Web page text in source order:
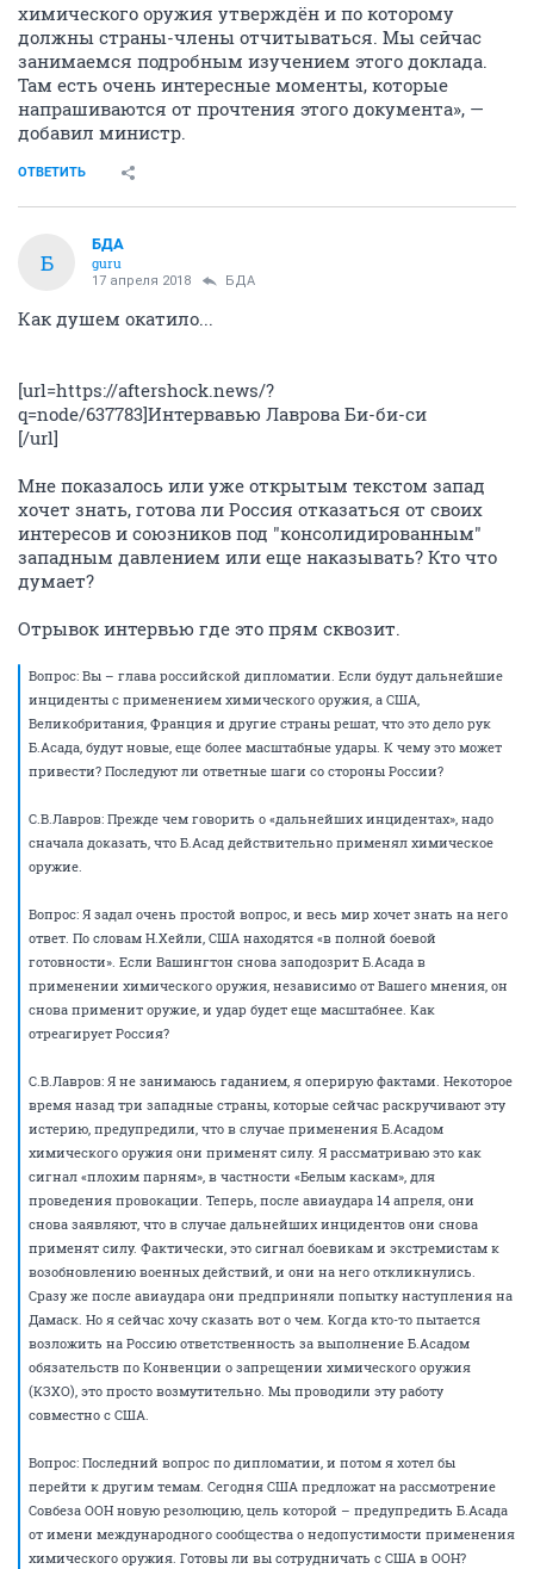
химического оружия утверждён и по которому
должны страны-члены отчитываться. Мы сейчас
занимаемся подробным изучением этого доклада.
Там есть очень интересные моменты, которые
напрашиваются от прочтения этого документа», —
добавил министр.
ОТВЕТИТЬ
Б
БДА
guru
17 апреля 2018 БДА
Как душем окатило...
[url=https://aftershock.news/?
q=node/637783]Интервавью Лаврова Би-би-си
[/url]
Мне показалось или уже открытым текстом запад
хочет знать, готова ли Россия отказаться от своих
интересов и союзников под "консолидированным"
западным давлением или еще наказывать? Кто что
думает?
Отрывок интервью где это прям сквозит.
Вопрос: Вы – глава российской дипломатии. Если будут дальнейшие
инциденты с применением химического оружия, а США,
Великобритания, Франция и другие страны решат, что это дело рук
Б.Асада, будут новые, еще более масштабные удары. К чему это может
привести? Последуют ли ответные шаги со стороны России?
С.В.Лавров: Прежде чем говорить о «дальнейших инцидентах», надо
сначала доказать, что Б.Асад действительно применял химическое
оружие.
Вопрос: Я задал очень простой вопрос, и весь мир хочет знать на него
ответ. По словам Н.Хейли, США находятся «в полной боевой
готовности». Если Вашингтон снова заподозрит Б.Асада в
применении химического оружия, независимо от Вашего мнения, он
снова применит оружие, и удар будет еще масштабнее. Как
отреагирует Россия?
С.В.Лавров: Я не занимаюсь гаданием, я оперирую фактами. Некоторое
время назад три западные страны, которые сейчас раскручивают эту
истерию, предупредили, что в случае применения Б.Асадом
химического оружия они применят силу. Я рассматриваю это как
сигнал «плохим парням», в частности «Белым каскам», для
проведения провокации. Теперь, после авиаудара 14 апреля, они
снова заявляют, что в случае дальнейших инцидентов они снова
применят силу. Фактически, это сигнал боевикам и экстремистам к
возобновлению военных действий, и они на него откликнулись.
Сразу же после авиаудара они предприняли попытку наступления на
Дамаск. Но я сейчас хочу сказать вот о чем. Когда кто-то пытается
возложить на Россию ответственность за выполнение Б.Асадом
обязательств по Конвенции о запрещении химического оружия
(КЗХО), это просто возмутительно. Мы проводили эту работу
совместно с США.
Вопрос: Последний вопрос по дипломатии, и потом я хотел бы
перейти к другим темам. Сегодня США предложат на рассмотрение
Совбеза ООН новую резолюцию, цель которой – предупредить Б.Асада
от имени международного сообщества о недопустимости применения
химического оружия. Готовы ли вы сотрудничать с США в ООН?